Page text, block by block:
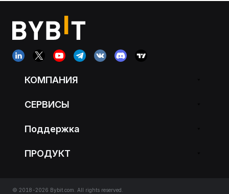
КОМПАНИЯ
СЕРВИСЫ
Поддержка
ПРОДУКТ
© 2018-2026 Bybit.com. All rights reserved.